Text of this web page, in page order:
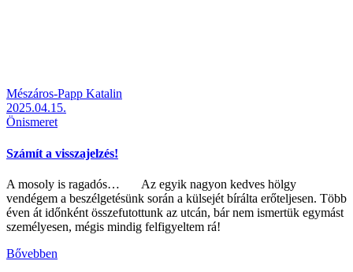
Mészáros-Papp Katalin
2025.04.15.
Önismeret
Számít a visszajelzés!
A mosoly is ragadós… Az egyik nagyon kedves hölgy
vendégem a beszélgetésünk során a külsejét bírálta erőteljesen. Több
éven át időnként összefutottunk az utcán, bár nem ismertük egymást
személyesen, mégis mindig felfigyeltem rá!
Bővebben